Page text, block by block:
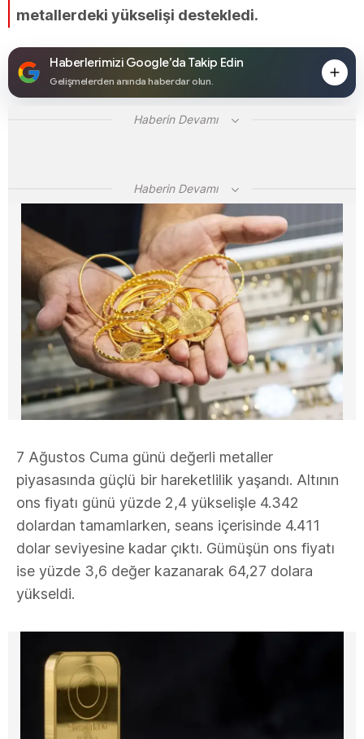
metallerdeki yükselişi destekledi.
Haberlerimizi Google’da Takip Edin
Gelişmelerden anında haberdar olun.
Haberin Devamı
Haberin Devamı
7 Ağustos Cuma günü değerli metaller
piyasasında güçlü bir hareketlilik yaşandı. Altının
ons fiyatı günü yüzde 2,4 yükselişle 4.342
dolardan tamamlarken, seans içerisinde 4.411
dolar seviyesine kadar çıktı. Gümüşün ons fiyatı
ise yüzde 3,6 değer kazanarak 64,27 dolara
yükseldi.